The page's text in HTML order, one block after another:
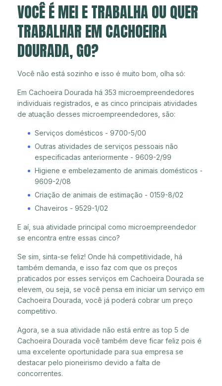
VOCÊ É MEI E TRABALHA OU QUER
TRABALHAR EM CACHOEIRA
DOURADA, GO?
Você não está sozinho e isso é muito bom, olha só:
Em Cachoeira Dourada há 353 microempreendedores
individuais registrados, e as cinco principais atividades
de atuação desses microempreendedores, são:
Serviços domésticos - 9700-5/00
Outras atividades de serviços pessoais não
especificadas anteriormente - 9609-2/99
Higiene e embelezamento de animais domésticos -
9609-2/08
Criação de animais de estimação - 0159-8/02
Chaveiros - 9529-1/02
E aí, sua atividade principal como microempreendedor
se encontra entre essas cinco?
Se sim, sinta-se feliz! Onde há competitividade, há
também demanda, e isso faz com que os preços
praticados por esses serviços em Cachoeira Dourada se
elevem, ou seja, se você pensa em iniciar um serviço em
Cachoeira Dourada, você já poderá cobrar um preço
competitivo.
Agora, se a sua atividade não está entre as top 5 de
Cachoeira Dourada você também deve ficar feliz pois é
uma excelente oportunidade para sua empresa se
destacar pelo pioneirismo devido a falta de
concorrentes.